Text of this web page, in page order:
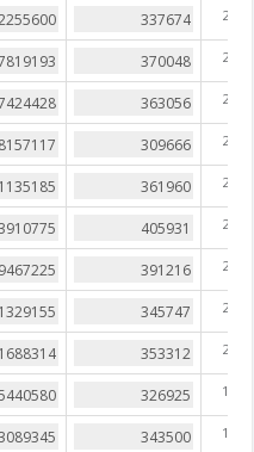
2,050
2,372
2,720
2,804
2,821
2,670
2,401
2,520
2,411
1,730
1,814